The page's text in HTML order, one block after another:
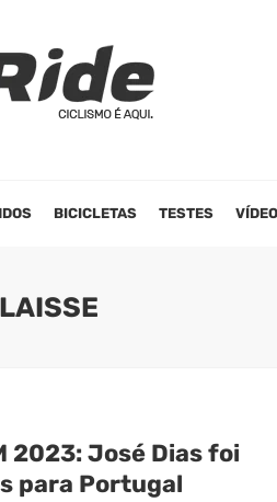
BICICLETAS TESTES
2023: José Dias foi
para Portugal